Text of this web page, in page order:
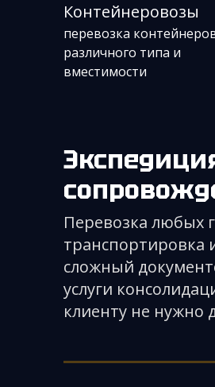
Контейнеровозы
перевозка
различного типа и
вместимости
Экспедиция и документальное
Перевозка любых
транспортировка
сложный
услуги
клиенту не нужно